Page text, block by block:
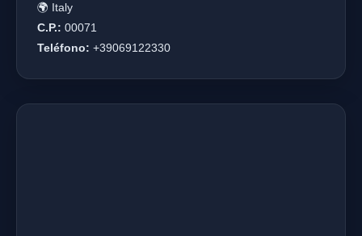
🌍 Italy
C.P.: 00071
Teléfono: +39069122330